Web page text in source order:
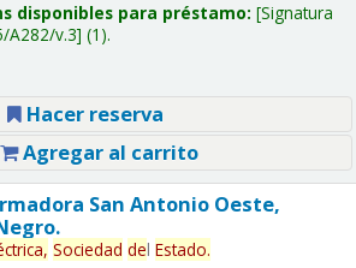
disponibles para préstamo: Signatura
A282/v.3 (1).
Hacer reserva
Agregar al carrito
San Antonio Oeste,
Sociedad del Estado.